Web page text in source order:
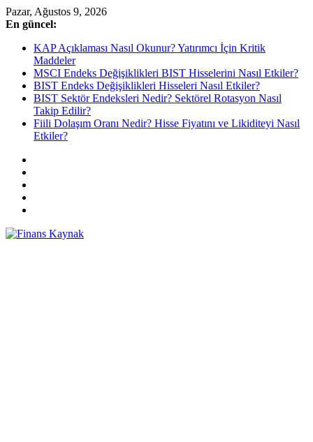
Skip
to
Pazar, Ağustos 9, 2026
En güncel:
KAP Açıklaması Nasıl Okunur? Yatırımcı İçin Kritik
Maddeler
MSCI Endeks Değişiklikleri BIST Hisselerini Nasıl Etkiler?
BIST Endeks Değişiklikleri Hisseleri Nasıl Etkiler?
BIST Sektör Endeksleri Nedir? Sektörel Rotasyon Nasıl
Takip Edilir?
Fiili Dolaşım Oranı Nedir? Hisse Fiyatını ve Likiditeyi Nasıl
Etkiler?